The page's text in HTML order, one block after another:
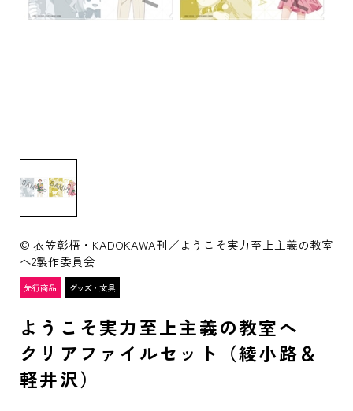
© 衣笠彰梧・KADOKAWA刊／ようこそ実力至上主義の教室
へ2製作委員会
ようこそ実力至上主義の教室へ
クリアファイルセット（綾小路＆
軽井沢）